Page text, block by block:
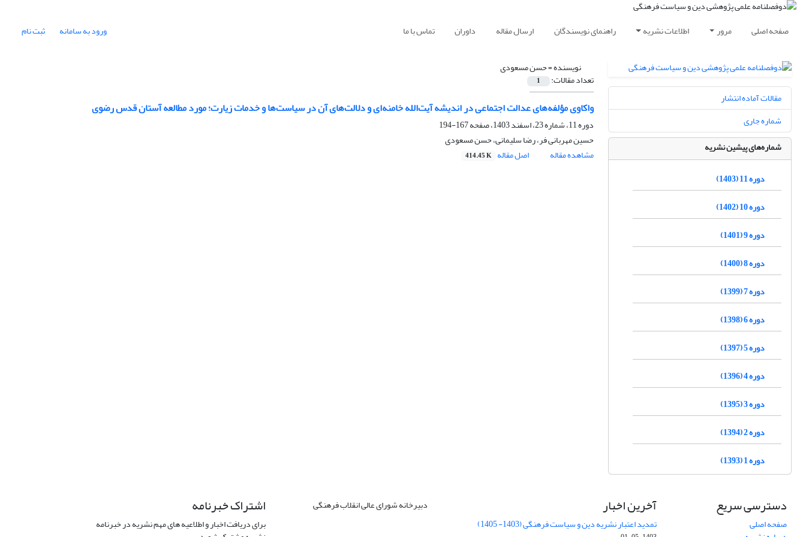
صفحه اصلی مرور اطلاعات نشریه راهنمای نویسندگان ارسال مقاله داوران تماس با ما ورود به سامانه ثبت نام
نویسنده =حسن مسعودی
تعداد مقالات: 1
واکاوی مؤلفه‌های عدالت اجتماعی در اندیشه آیت‌الله خامنه‌ای و دلالت‌های آن در سیاست‌ها و خدمات زیارت؛ مورد مطالعه آستان قدس رضوی
دوره 11، شماره 23، اسفند 1403، صفحه
167-194
حسین مهربانی فر، رضا سلیمانی، حسن مسعودی
مشاهده مقاله
اصل مقاله 414.45 K
مقالات آماده انتشار
شماره جاری
شماره‌های پیشین نشریه
دوره 11 (1403)
دوره 10 (1402)
دوره 9 (1401)
دوره 8 (1400)
دوره 7 (1399)
دوره 6 (1398)
دوره 5 (1397)
دوره 4 (1396)
دوره 3 (1395)
دوره 2 (1394)
دوره 1 (1393)
دسترسی سریع
صفحه اصلی
آخرین اخبار
تمدید اعتبار نشریه دین و سیاست فرهنگی (1403- 1405)
دبیرخانه شورای عالی انقلاب فرهنگی اشتراک خبرنامه
برای دریافت اخبار و اطلاعیه های مهم نشریه در خبرنامه